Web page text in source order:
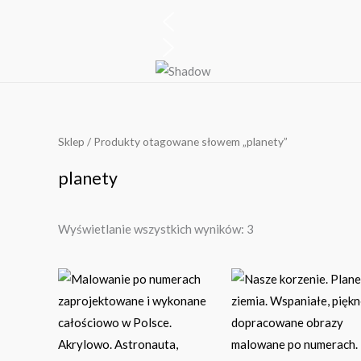
Sklep / Produkty otagowane słowem „planety”
planety
Wyświetlanie wszystkich wyników: 3
Posortowane
według
Zakres
cen:
od
159.00 zł
Ten
produkt
ma
wiele
Ten
ma
wiele